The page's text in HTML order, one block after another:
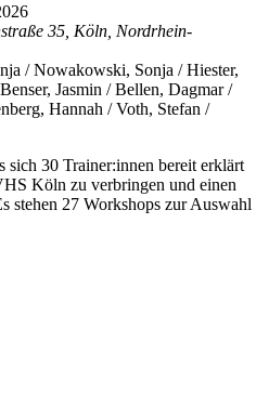
35, Köln, Nordrhein-
/ Nowakowski, Sonja / Hiester,
Jasmin / Bellen, Dagmar /
Hannah / Voth, Stefan /
sich 30 Trainer:innen bereit erklärt
Köln zu verbringen und einen
stehen 27 Workshops zur Auswahl